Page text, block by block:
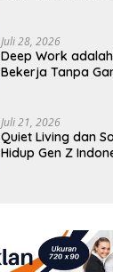
Juli 28, 2026
Deep Work
Bekerja Tanpa
Juli 21, 2026
Quiet Living dan
Hidup Gen Z